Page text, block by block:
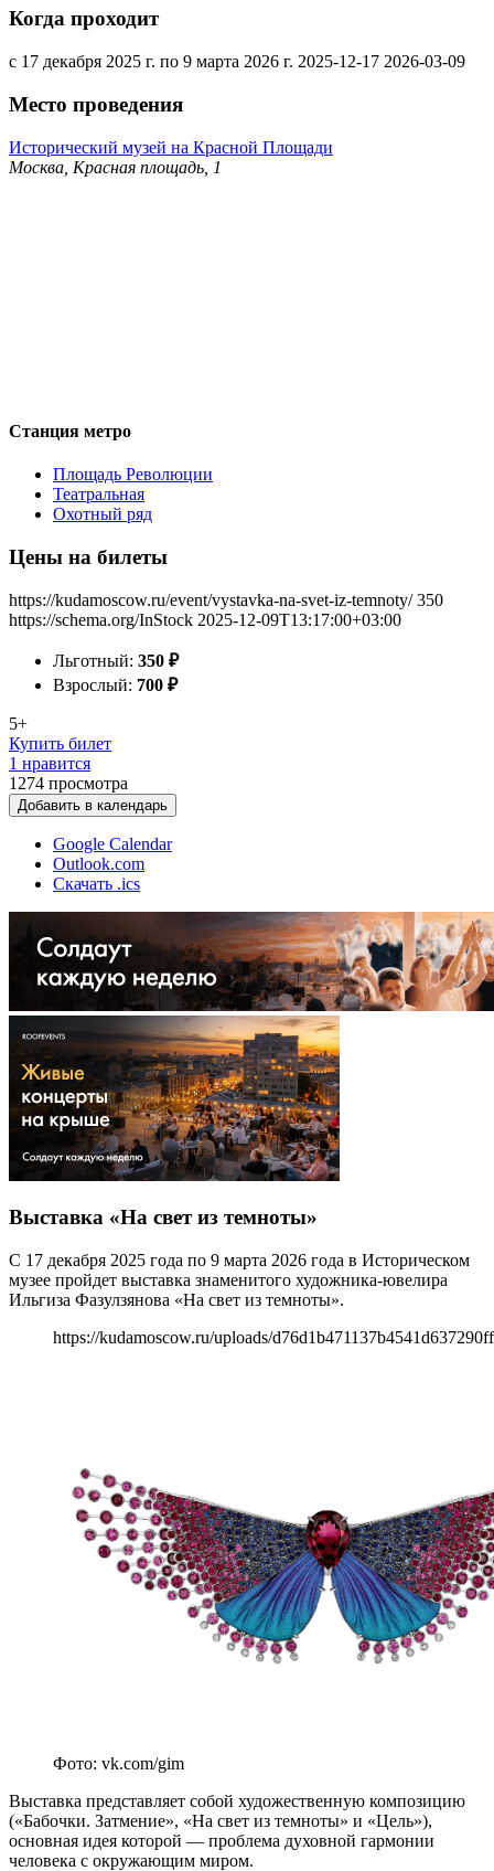
Когда проходит
с 17 декабря 2025 г. по 9 марта 2026 г. 2025-12-17 2026-03-09
Место проведения
Исторический музей на Красной Площади
Москва, Красная площадь, 1
Станция метро
Площадь Революции
Театральная
Охотный ряд
Цены на билеты
https://kudamoscow.ru/event/vystavka-na-svet-iz-temnoty/ 350
https://schema.org/InStock 2025-12-09T13:17:00+03:00
Льготный: 350 ₽
Взрослый: 700 ₽
5+
Купить билет
1 нравится
1274 просмотра
Добавить в календарь
Google Calendar
Outlook.com
Скачать .ics
Выставка «На свет из темноты»
С 17 декабря 2025 года по 9 марта 2026 года в Историческом
музее пройдет выставка знаменитого художника-ювелира
Ильгиза Фазулзянова «На свет из темноты».
https://kudamoscow.ru/uploads/
Фото: vk.com/gim
Выставка представляет собой художественную композицию
(«Бабочки. Затмение», «На свет из темноты» и «Цель»),
основная идея которой — проблема духовной гармонии
человека с окружающим миром.